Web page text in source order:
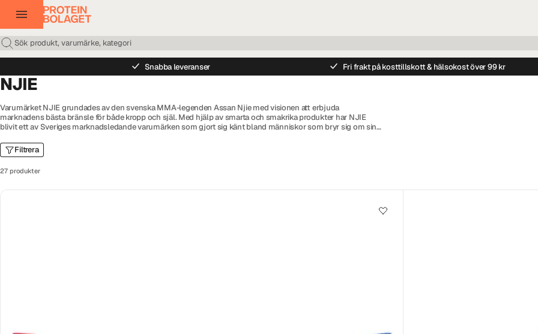
Snabba leveranser Fri frakt på kosttillskott & hälsokost över 99 kr
NJIE
Varumärket NJIE grundades av den svenska MMA-legenden Assan Njie med visionen att erbjuda
marknadens bästa bränsle för både kropp och själ. Med hjälp av smarta och smakrika produkter har NJIE
blivit ett av Sveriges marknadsledande varumärken som gjort sig känt bland människor som bryr sig om sin
kommit att bli NJIEs största succé någonsin. Här hittar du ett stort utbud av billiga milkshakes, puddingar,
proteinshake och bars i flera goda smaker från Propud.
Filtrera
27 produkter